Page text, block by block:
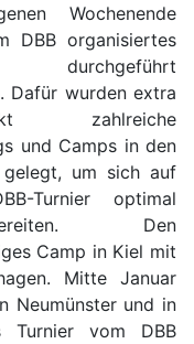
Wochenende
DBB organisiertes
durchgeführt
Dafür wurden extra
zahlreiche
und Camps in den
gelegt, um sich auf
Turnier optimal
Den
Camp in Kiel mit
Mitte Januar
Neumünster und in
Turnier vom DBB